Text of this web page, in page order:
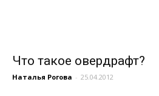
Что такое овердрафт?
Наталья Рогова - 25.04.2012